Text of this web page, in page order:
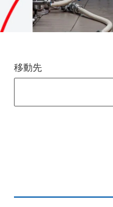
移動先